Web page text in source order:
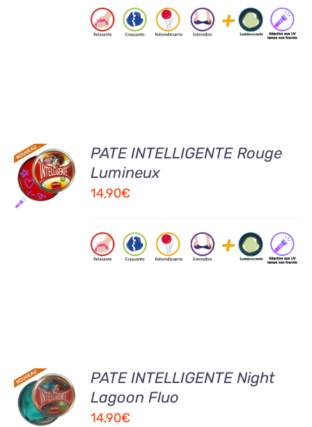
AJOUTER
AU
PANIER
/
PATE INTELLIGENTE Rouge
Lumineux
14,90€
AJOUTER
AU
PANIER
/
PATE INTELLIGENTE Night
Lagoon Fluo
14,90€